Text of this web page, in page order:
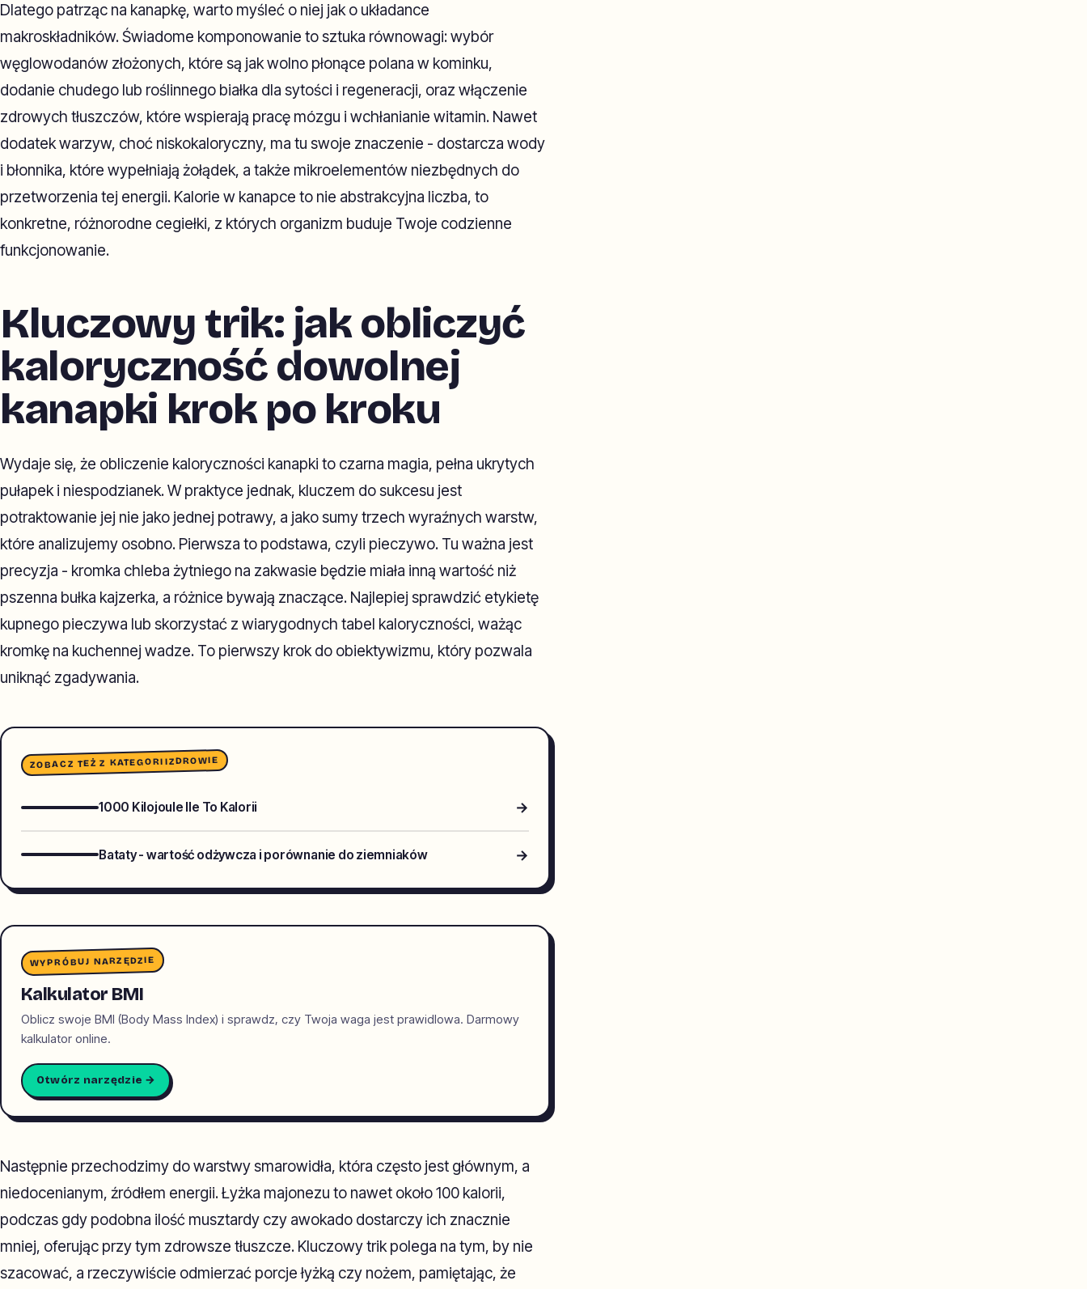
Dlatego patrząc na kanapkę, warto myśleć o niej jak o układance
makroskładników. Świadome komponowanie to sztuka równowagi: wybór
węglowodanów złożonych, które są jak wolno płonące polana w kominku,
dodanie chudego lub roślinnego białka dla sytości i regeneracji, oraz włączenie
zdrowych tłuszczów, które wspierają pracę mózgu i wchłanianie witamin. Nawet
dodatek warzyw, choć niskokaloryczny, ma tu swoje znaczenie - dostarcza wody
i błonnika, które wypełniają żołądek, a także mikroelementów niezbędnych do
przetworzenia tej energii. Kalorie w kanapce to nie abstrakcyjna liczba, to
konkretne, różnorodne cegiełki, z których organizm buduje Twoje codzienne
funkcjonowanie.
Kluczowy trik: jak obliczyć
kaloryczność dowolnej
kanapki krok po kroku
Wydaje się, że obliczenie kaloryczności kanapki to czarna magia, pełna ukrytych
pułapek i niespodzianek. W praktyce jednak, kluczem do sukcesu jest
potraktowanie jej nie jako jednej potrawy, a jako sumy trzech wyraźnych warstw,
które analizujemy osobno. Pierwsza to podstawa, czyli pieczywo. Tu ważna jest
precyzja - kromka chleba żytniego na zakwasie będzie miała inną wartość niż
pszenna bułka kajzerka, a różnice bywają znaczące. Najlepiej sprawdzić etykietę
kupnego pieczywa lub skorzystać z wiarygodnych tabel kaloryczności, ważąc
kromkę na kuchennej wadze. To pierwszy krok do obiektywizmu, który pozwala
uniknąć zgadywania.
ZOBACZ TEŻ Z KATEGORIIZDROWIE
1000 Kilojoule Ile To Kalorii →
Bataty - wartość odżywcza i porównanie do ziemniaków →
WYPRÓBUJ NARZĘDZIE
Kalkulator BMI
Oblicz swoje BMI (Body Mass Index) i sprawdz, czy Twoja waga jest prawidlowa. Darmowy
kalkulator online.
Otwórz narzędzie →
Następnie przechodzimy do warstwy smarowidła, która często jest głównym, a
niedocenianym, źródłem energii. Łyżka majonezu to nawet około 100 kalorii,
podczas gdy podobna ilość musztardy czy awokado dostarczy ich znacznie
mniej, oferując przy tym zdrowsze tłuszcze. Kluczowy trik polega na tym, by nie
szacować, a rzeczywiście odmierzać porcje łyżką czy nożem, pamiętając, że